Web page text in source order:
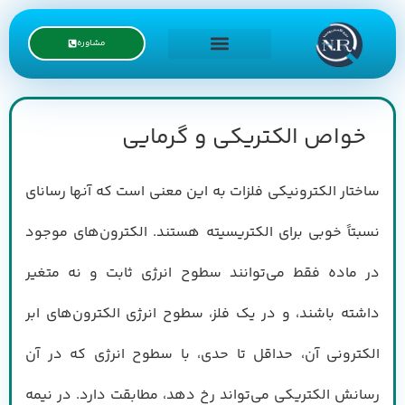
مشاوره
خواص الکتریکی و گرمایی
ساختار الکترونیکی فلزات به این معنی است که آنها رسانای
نسبتاً خوبی برای الکتریسیته هستند. الکترون‌های موجود
در ماده فقط می‌توانند سطوح انرژی ثابت و نه متغیر
داشته باشند، و در یک فلز، سطوح انرژی الکترون‌های ابر
الکترونی آن، حداقل تا حدی، با سطوح انرژی که در آن
رسانش الکتریکی می‌تواند رخ دهد، مطابقت دارد. در نیمه